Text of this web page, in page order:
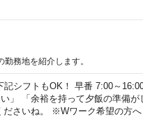
務地を紹介します。
シフトもOK！ 早番 7:00～
」 「余裕を持って夕飯の準備が
さいね。 ※Wワーク希望の方